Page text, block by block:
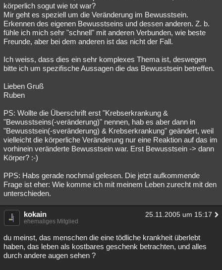
Musik Clash Verbesserungen Allmystery English
Übersichten
Besucht Teilgenommen Alle Neue Geschlossen
Lesenswert Schlüsselwörter
körperlich sogut wie tot war?
Mir geht es speziell um die Veränderung im Bewusstsein.
Erkennen des eigenen Bewusstseins und dessen anderen. Z. b.
fühle ich mich sehr "schnell" mit anderen Verbunden, wie beste
Freunde, aber bei dem anderen ist das nicht der Fall.
Ich weiss, dass dies ein sehr komplexes Thema ist, deswegen
bitte ich um spezifische Aussagen die das Bewusstsein betreffen.
Lieben Gruß
Ruben
PS: Wollte die Überschrift erst "Krebserkrankung &
"Bewusstseins(-veränderung)" nennen, hab es aber dann in
"Bewusstsein(-sveränderung) & Krebserkrankung" geändert, weil
vielleicht die körperliche Veränderung nur eine Reaktion auf das im
vorhinein veränderte Bewusstsein war. Erst Bewusstsein -> dann
Körper? :-)
PPS: Habs gerade nochmal gelesen. Die jetzt aufkommende
Frage ist eher: Wie komme ich mit meinem Leben zurecht mit den
unterschieden.
kokain 25.11.2005 um 15:17
ehemaliges Mitglied
du meinst, das menschen die eine tödliche krankheit überlebt
haben, das leben als kostbares geschenk betrachten, und alles
durch andere augen sehen ?